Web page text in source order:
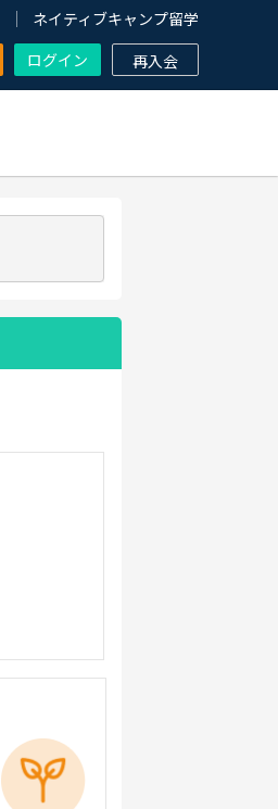
ネイティブキャンプ留学
ログイン 再入会